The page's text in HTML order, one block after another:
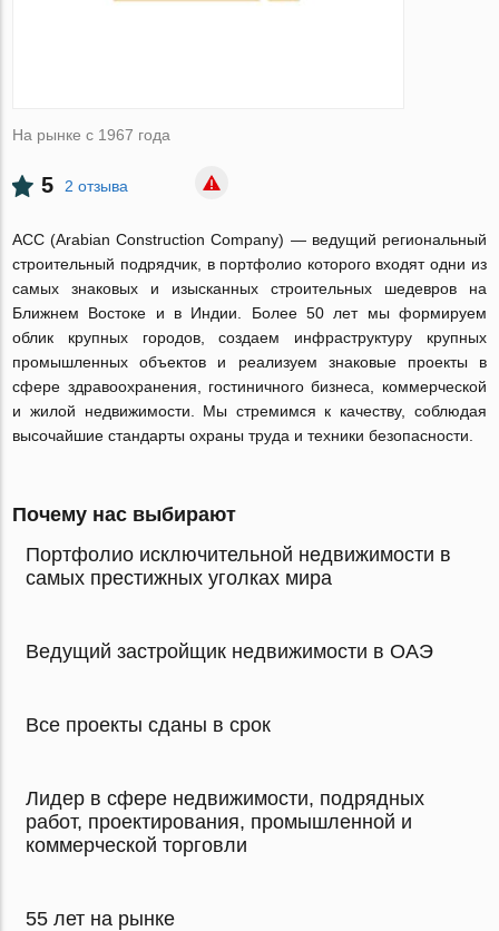
На рынке с 1967 года
5 2 отзыва
ACC (Arabian Construction Company) — ведущий региональный
строительный подрядчик, в портфолио которого входят одни из
самых знаковых и изысканных строительных шедевров на
Ближнем Востоке и в Индии. Более 50 лет мы формируем
облик крупных городов, создаем инфраструктуру крупных
промышленных объектов и реализуем знаковые проекты в
сфере здравоохранения, гостиничного бизнеса, коммерческой
и жилой недвижимости. Мы стремимся к качеству, соблюдая
высочайшие стандарты охраны труда и техники безопасности.
Почему нас выбирают
Портфолио исключительной недвижимости в
самых престижных уголках мира
Ведущий застройщик недвижимости в ОАЭ
Все проекты сданы в срок
Лидер в сфере недвижимости, подрядных
работ, проектирования, промышленной и
коммерческой торговли
55 лет на рынке